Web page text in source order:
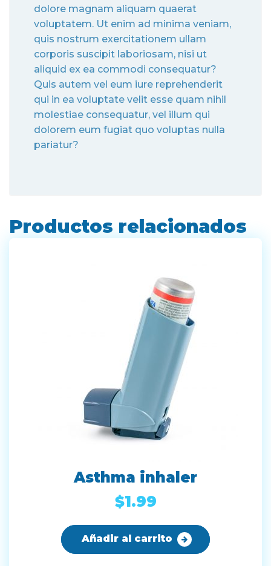
dolore magnam aliquam quaerat
voluptatem. Ut enim ad minima veniam,
quis nostrum exercitationem ullam
corporis suscipit laboriosam, nisi ut
aliquid ex ea commodi consequatur?
Quis autem vel eum iure reprehenderit
qui in ea voluptate velit esse quam nihil
molestiae consequatur, vel illum qui
dolorem eum fugiat quo voluptas nulla
pariatur?
Productos relacionados
Asthma inhaler
$1.99
Añadir al carrito